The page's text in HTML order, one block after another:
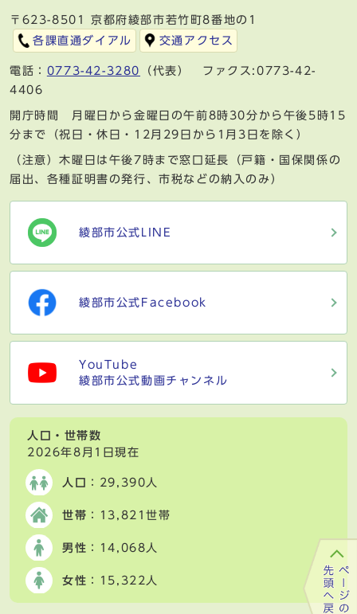
〒623-8501 京都府綾部市若竹町8番地の1
各課直通ダイアル
交通アクセス
電話： 0773-42-3280
（代表） ファクス:0773-42-
4406
開庁時間 月曜日から金曜日の午前8時30分から午後5時15
分まで（祝日・休日・12月29日から1月3日を除く）
（注意）木曜日は午後7時まで窓口延長（戸籍・国保関係の
届出、各種証明書の発行、市税などの納入のみ）
綾部市公式LINE
綾部市公式Facebook
YouTube
綾部市公式動画チャンネル
人口・世帯数
2026年8月1日現在
人口 ：29,390人
世帯 ：13,821世帯
男性 ：14,068人
女性 ：15,322人